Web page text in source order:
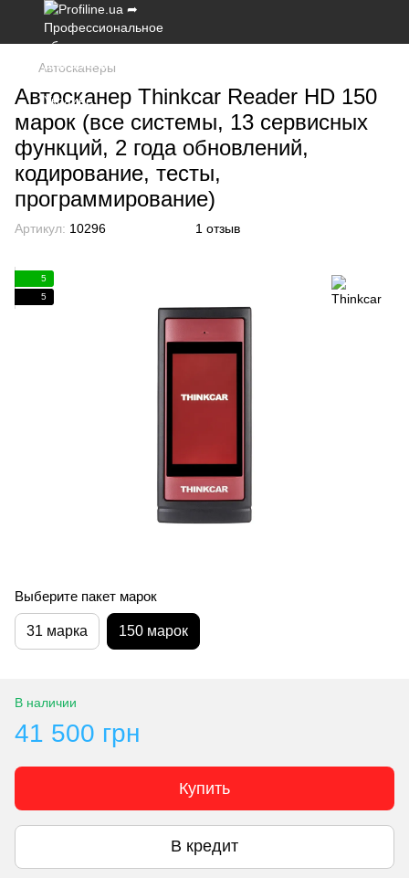
Автосканеры
Автосканер Thinkcar Reader HD 150
марок (все системы, 13 сервисных
функций, 2 года обновлений,
кодирование, тесты,
программирование)
Артикул: 10296 1 отзыв
5
5
Выберите пакет марок
31 марка 150 марок
В наличии
41 500 грн
Купить
В кредит